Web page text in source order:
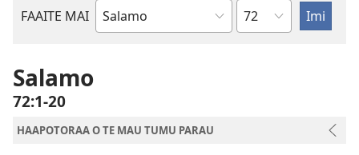
FAAITE MAI
Buka
Pene
Salamo
72:1-20
HAAPOTORAA O TE MAU TUMU PARAU